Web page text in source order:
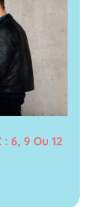
6, 9 Ou 12